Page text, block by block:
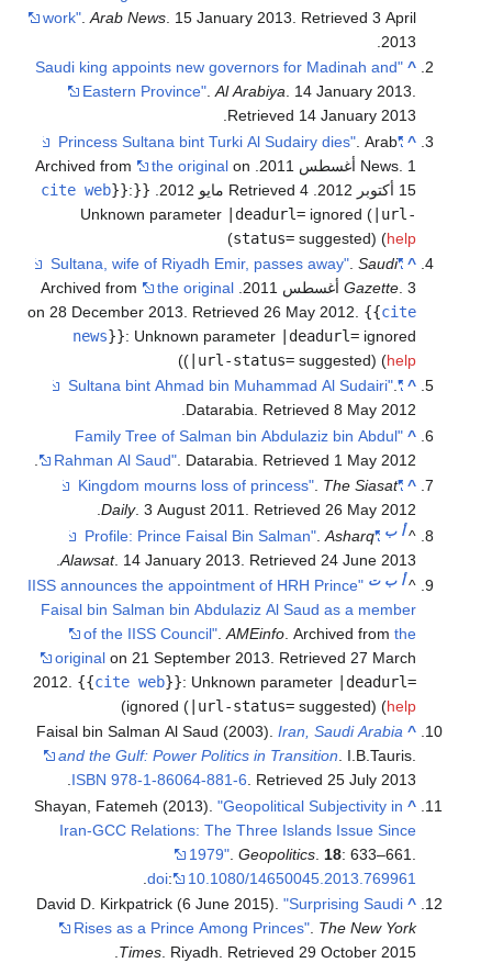
work" Arab News. 15 January 2013. Retrieved
"Saudi king appoints new governors for Madinah and
Eastern Province" .Al Arabiya. 14 January
Retrieved14 January
.
the originalon
. Retrieved 4 مايو 2012 .
{{
cite web }}:
Unknown parameter|deadurl=ignored (
status= suggested) (
)
the original
on 28 December 2013. Retrieved26 May2012
news}}:Unknown parameter|deadurl=
(|url-status= suggested) (
)
Datarabia. Retrieved
.
"Family Tree of Salman bin Abdulaziz bin Abdul
Rahman Al Saud"
. Datarabia. Retrieved
.
.The Siasat
Daily. 3 August 2011. Retrieved26 May
.
.Asharq
Alawsat. 14 January 2013. Retrieved24 June
.
"IISS announces the appointment of HRH Prince
Faisal bin Salman bin Abdulaziz Al Saud as a
of the IISS Council".AMEinfo. Archived from
originalon 21 September 2013. Retrieved
2012. {{cite web}}:Unknown parameter
ignored (|url-status= suggested) (
)
Faisal bin Salman Al Saud (2003).Iran, Saudi Arabia
and the Gulf: Power Politics in Transition
ISBN 978-1-86064-881-6. Retrieved25 July
.
Shayan, Fatemeh (2013)."Geopolitical Subjectivity in
Iran-GCC Relations: The Three Islands Issue
1979". Geopolitics.
doi: 10.1080/
.
David D. Kirkpatrick (6 June 2015)."Surprising Saudi
Rises as a Prince Among Princes".The New
Times. Riyadh. Retrieved29 October
.